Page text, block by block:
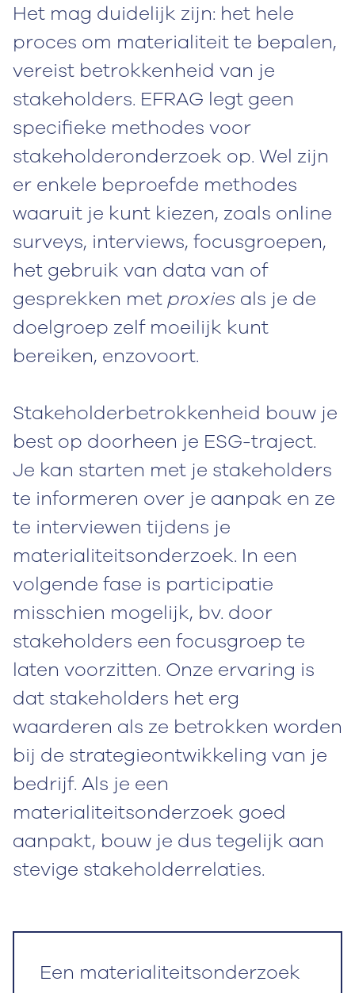
Het mag duidelijk zijn: het hele
proces om materialiteit te bepalen,
vereist betrokkenheid van je
stakeholders. EFRAG legt geen
specifieke methodes voor
stakeholderonderzoek op. Wel zijn
er enkele beproefde methodes
waaruit je kunt kiezen, zoals online
surveys, interviews, focusgroepen,
het gebruik van data van of
gesprekken metproxies als je de
doelgroep zelf moeilijk kunt
bereiken, enzovoort.
Stakeholderbetrokkenheid bouw je
best op doorheen je ESG-traject.
Je kan starten met je stakeholders
te informeren over je aanpak en ze
te interviewen tijdens je
materialiteitsonderzoek. In een
volgende fase is participatie
misschien mogelijk, bv. door
stakeholders een focusgroep te
laten voorzitten. Onze ervaring is
dat stakeholders het erg
waarderen als ze betrokken worden
bij de strategieontwikkeling van je
bedrijf. Als je een
materialiteitsonderzoek goed
aanpakt, bouw je dus tegelijk aan
stevige stakeholderrelaties.
Een materialiteitsonderzoek